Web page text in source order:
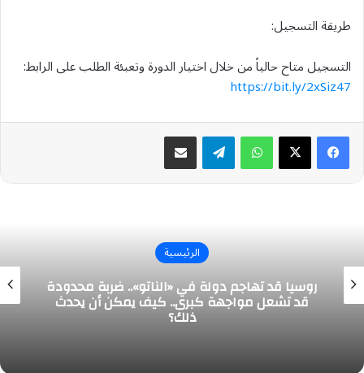
طريقة التسجيل:
التسجيل متاح حالياً من خلال اختيار الدورة وتعبئة الطلب على الرابط:
https://bit.ly/2xSiz47
واتسابتيلقرام مشاركة عبر البريد
الرئيسية
روسيا قد تهاجم دولة في «الناتو».. ضربة محدودة
قد تشعل مواجهة كبرى.. كيف يمكن أن يحدث
ذلك؟